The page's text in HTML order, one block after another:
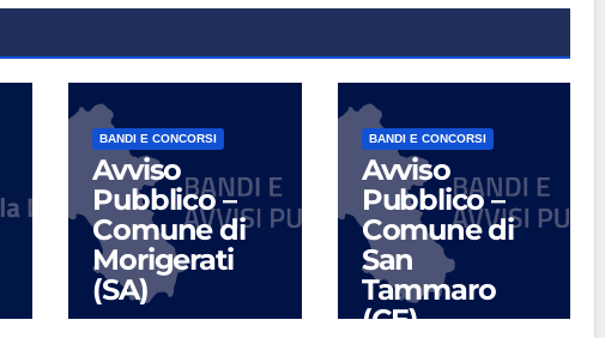
BANDI E CONCORSI
Avviso
Pubblico –
Comune di
Morigerati
(SA)
BANDI E CONCORSI
Avviso
Pubblico –
Comune di
San
Tammaro
(CE)